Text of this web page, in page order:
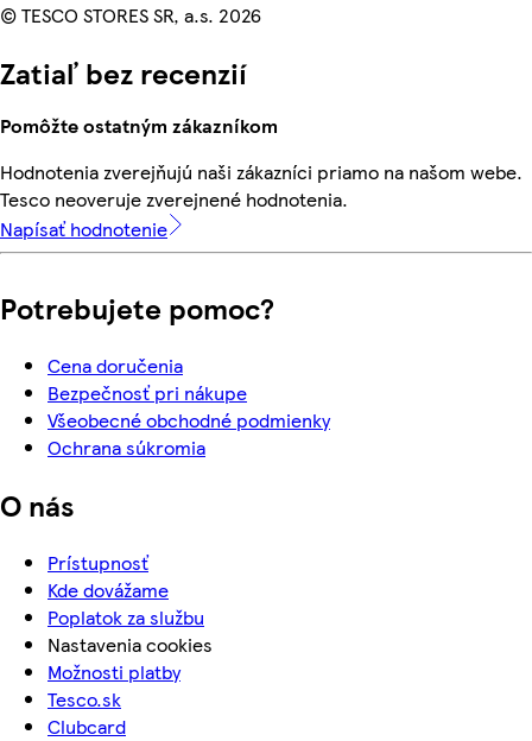
© TESCO STORES SR, a.s. 2026
Zatiaľ bez recenzií
Pomôžte ostatným zákazníkom
Hodnotenia zverejňujú naši zákazníci priamo na našom webe.
Tesco neoveruje zverejnené hodnotenia.
Napísať hodnotenie
Potrebujete pomoc?
Cena doručenia
Bezpečnosť pri nákupe
Všeobecné obchodné podmienky
Ochrana súkromia
O nás
Prístupnosť
Kde dovážame
Poplatok za službu
Nastavenia cookies
Možnosti platby
Tesco.sk
Clubcard